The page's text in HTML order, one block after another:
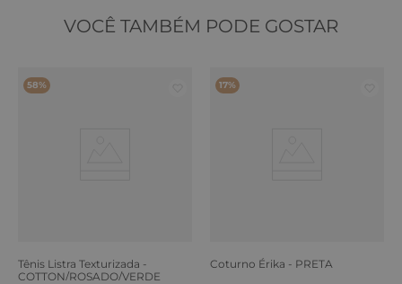
VOCÊ TAMBÉM PODE GOSTAR
58%
Tênis Listra Texturizada -
COTTON/ROSADO/VERDE
17%
Coturno Érika - PRETA